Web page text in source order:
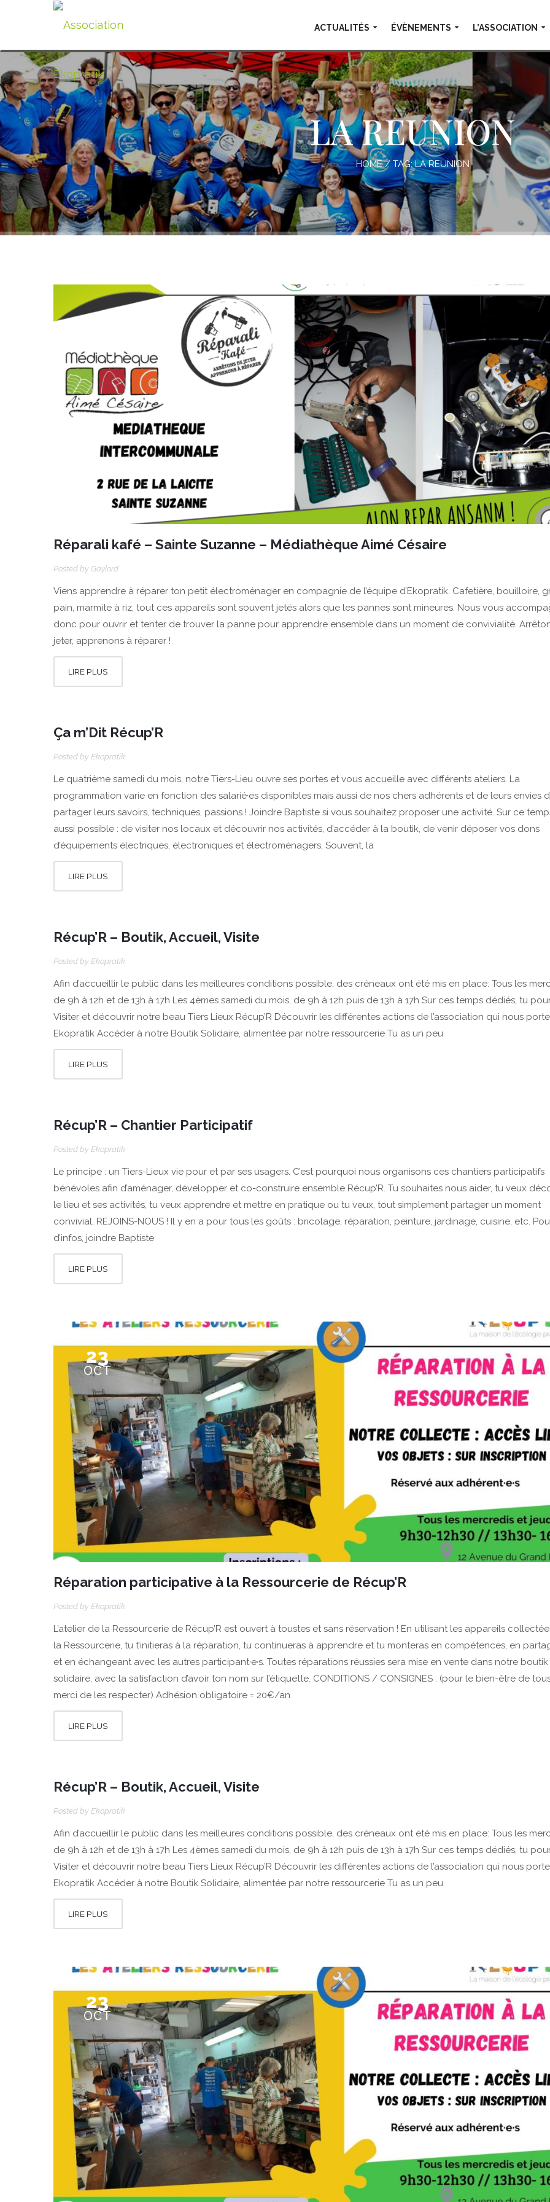
ACTUALITÉS ÉVÈNEMENTS L’ASSOCIATION
LA REUNION
HOME/ TAG:LA REUNION
29
Réparali kafé – Sainte Suzanne – Médiathèque Aimé Césaire
Posted by Gaylord
Viens apprendre à réparer ton petit électroménager en compagnie de l’équipe d’Ekopratik. Cafetière, bouilloire,
pain, marmite à riz, tout ces appareils sont souvent jetés alors que les pannes sont mineures. Nous vous
donc pour ouvrir et tenter de trouver la panne pour apprendre ensemble dans un moment de convivialité.
jeter, apprenons à réparer !
LIRE PLUS
Ça m’Dit Récup’R
Posted by Ekopratik
Le quatrième samedi du mois, notre Tiers-Lieu ouvre ses portes et vous accueille avec différents ateliers. La
programmation varie en fonction des salarié·es disponibles mais aussi de nos chers adhérents et de leurs envies
partager leurs savoirs, techniques, passions ! Joindre Baptiste si vous souhaitez proposer une activité. Sur ce
aussi possible : de visiter nos locaux et découvrir nos activités, d’accéder à la boutik, de venir déposer vos dons
d’équipements électriques, électroniques et électroménagers, Souvent, la
LIRE PLUS
Récup’R – Boutik, Accueil, Visite
Posted by Ekopratik
Afin d’accueillir le public dans les meilleures conditions possible, des créneaux ont été mis en place: Tous les
de 9h à 12h et de 13h à 17h Les 4èmes samedi du mois, de 9h à 12h puis de 13h à 17h Sur ces temps dédiés, tu
Visiter et découvrir notre beau Tiers Lieux Récup’R Découvrir les différentes actions de l’association qui nous
Ekopratik Accéder à notre Boutik Solidaire, alimentée par notre ressourcerie Tu as un peu
LIRE PLUS
Récup’R – Chantier Participatif
Posted by Ekopratik
Le principe : un Tiers-Lieux vie pour et par ses usagers. C’est pourquoi nous organisons ces chantiers participatifs
bénévoles afin d’aménager, développer et co-construire ensemble Récup’R. Tu souhaites nous aider, tu veux
le lieu et ses activités, tu veux apprendre et mettre en pratique ou tu veux, tout simplement partager un moment
convivial, REJOINS-NOUS ! Il y en a pour tous les goûts : bricolage, réparation, peinture, jardinage, cuisine, etc.
d’infos, joindre Baptiste
LIRE PLUS
23
OCT
Réparation participative à la Ressourcerie de Récup’R
Posted by Ekopratik
L’atelier de la Ressourcerie de Récup’R est ouvert à toustes et sans réservation ! En utilisant les appareils
la Ressourcerie, tu t’initieras à la réparation, tu continueras à apprendre et tu monteras en compétences, en
et en échangeant avec les autres participant·e·s. Toutes réparations réussies sera mise en vente dans notre boutik
solidaire, avec la satisfaction d’avoir ton nom sur l’étiquette. CONDITIONS / CONSIGNES : (pour le bien-être de
merci de les respecter) Adhésion obligatoire = 20€/an
LIRE PLUS
Récup’R – Boutik, Accueil, Visite
Posted by Ekopratik
Afin d’accueillir le public dans les meilleures conditions possible, des créneaux ont été mis en place: Tous les
de 9h à 12h et de 13h à 17h Les 4èmes samedi du mois, de 9h à 12h puis de 13h à 17h Sur ces temps dédiés, tu
Visiter et découvrir notre beau Tiers Lieux Récup’R Découvrir les différentes actions de l’association qui nous
Ekopratik Accéder à notre Boutik Solidaire, alimentée par notre ressourcerie Tu as un peu
LIRE PLUS
23
OCT